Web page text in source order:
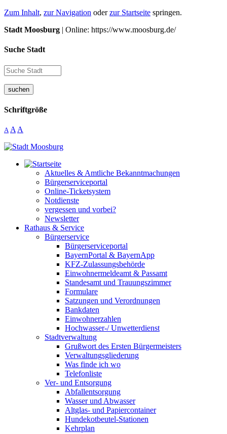
Zum Inhalt, zur Navigation oderzur Startseite springen.
Stadt Moosburg | Online: https://www.moosburg.de/
Suche Stadt
suchen
Schriftgröße
A A A
Aktuelles & Amtliche Bekanntmachungen
Bürgerserviceportal
Online-Ticketsystem
Notdienste
vergessen und vorbei?
Newsletter
Rathaus & Service
Bürgerservice
Bürgerserviceportal
BayernPortal & BayernApp
KFZ-Zulassungsbehörde
Einwohnermeldeamt & Passamt
Standesamt und Trauungszimmer
Formulare
Satzungen und Verordnungen
Bankdaten
Einwohnerzahlen
Hochwasser-/ Unwetterdienst
Stadtverwaltung
Grußwort des Ersten Bürgermeisters
Verwaltungsgliederung
Was finde ich wo
Telefonliste
Ver- und Entsorgung
Abfallentsorgung
Wasser und Abwasser
Altglas- und Papiercontainer
Hundekotbeutel-Stationen
Kehrplan